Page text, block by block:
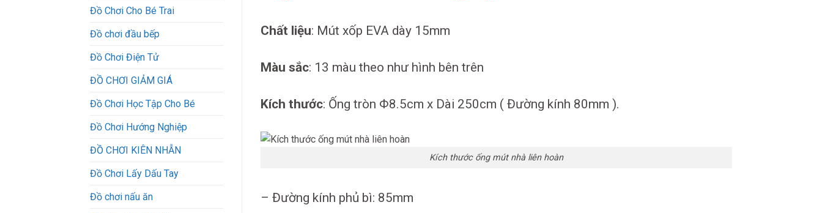
Đồ Chơi Cho Bé Trai
Đồ chơi đầu bếp
Đồ Chơi Điện Tử
ĐỒ CHƠI GIẢM GIÁ
Đồ Chơi Học Tập Cho Bé
Đồ Chơi Hướng Nghiệp
ĐỒ CHƠI KIÊN NHẪN
Đồ Chơi Lấy Dấu Tay
Đồ chơi nấu ăn
Chất liệu: Mút xốp EVA dày 15mm
Màu sắc: 13 màu theo như hình bên trên
Kích thước: Ống tròn Φ8.5cm x Dài 250cm ( Đường kính 80mm ).
Kích thước ống mút nhà liên hoàn
– Đường kính phủ bì: 85mm